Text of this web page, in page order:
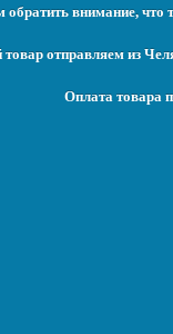
обратить внимание, что
отправляем из
Оплата товара